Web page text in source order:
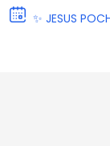
✨ JESUS